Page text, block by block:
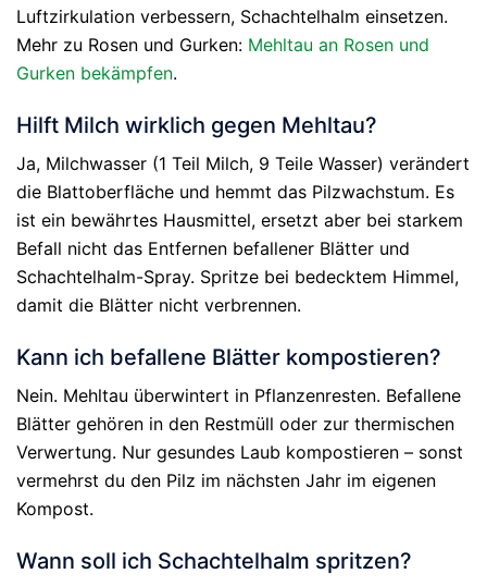
Luftzirkulation verbessern, Schachtelhalm einsetzen.
Mehr zu Rosen und Gurken: Mehltau an Rosen und
Gurken bekämpfen.
Hilft Milch wirklich gegen Mehltau?
Ja, Milchwasser (1 Teil Milch, 9 Teile Wasser) verändert
die Blattoberfläche und hemmt das Pilzwachstum. Es
ist ein bewährtes Hausmittel, ersetzt aber bei starkem
Befall nicht das Entfernen befallener Blätter und
Schachtelhalm-Spray. Spritze bei bedecktem Himmel,
damit die Blätter nicht verbrennen.
Kann ich befallene Blätter kompostieren?
Nein. Mehltau überwintert in Pflanzenresten. Befallene
Blätter gehören in den Restmüll oder zur thermischen
Verwertung. Nur gesundes Laub kompostieren – sonst
vermehrst du den Pilz im nächsten Jahr im eigenen
Kompost.
Wann soll ich Schachtelhalm spritzen?